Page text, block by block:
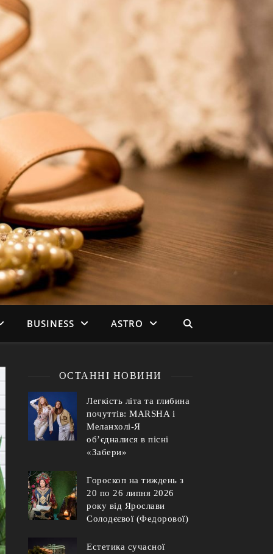
BUSINESS ASTRO
ОСТАННІ НОВИНИ
Легкість літа та глибина
почуттів: MARSHA і
Меланхолі-Я
об’єдналися в пісні
«Забери»
Гороскоп на тиждень з
20 по 26 липня 2026
року від Ярослави
Солодєєвої (Федорової)
Естетика сучасної